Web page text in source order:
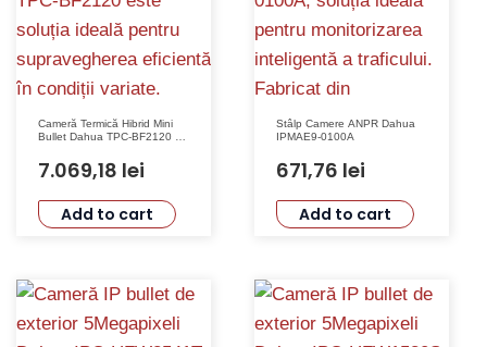
40mm,
protectie
perimetrala,
detectie
faciala,
microfon
difuzor,
10x
Dahua
Cameră Termică Hibrid Mini
Bullet Dahua TPC-BF2120 cu
Lentilă Fixă 1mm, Distanță
Detecție 200m
7.069,18 lei
Add to cart
Stâlp Camere ANPR Dahua
IPMAE9-0100A
671,76 lei
Add to cart